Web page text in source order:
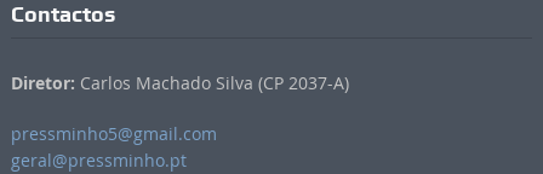
Contactos
Diretor: Carlos Machado Silva (CP 2037-A)
pressminho5@gmail.com
geral@pressminho.pt